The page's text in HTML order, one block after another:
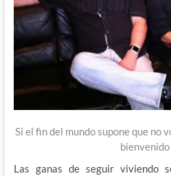
Si el fin del mundo supone que no
bienvenido
Las ganas de seguir viviendo